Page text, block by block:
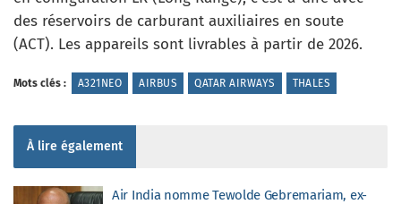
des réservoirs de carburant auxiliaires en soute
(ACT). Les appareils sont livrables à partir de 2026.
Mots clés : A321NEO AIRBUS QATAR AIRWAYS THALES
À lire également
Air India nomme Tewolde Gebremariam, ex-